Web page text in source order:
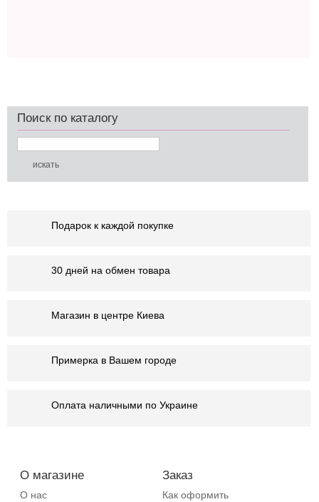
Поиск по каталогу
Подарок к каждой покупке
30 дней на обмен товара
Магазин в центре Киева
Примерка в Вашем городе
Оплата наличными по Украине
О магазине
О нас
Заказ
Как оформить